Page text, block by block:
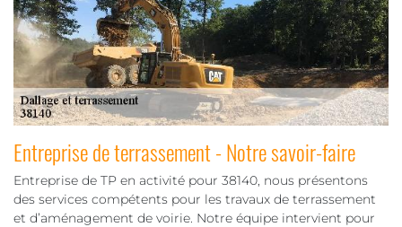
Entreprise de terrassement - Notre savoir-faire
Entreprise de TP en activité pour 38140, nous présentons
des services compétents pour les travaux de terrassement
et d’aménagement de voirie. Notre équipe intervient pour